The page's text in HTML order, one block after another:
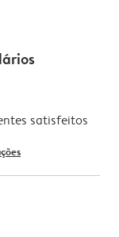
satisfeitos